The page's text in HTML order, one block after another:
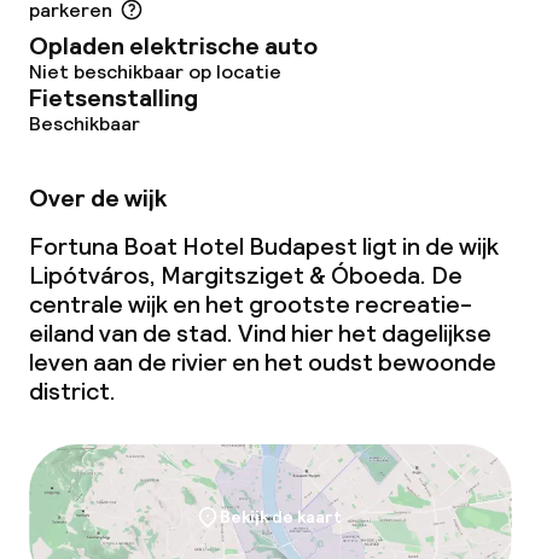
parkeren
Opladen elektrische auto
Niet beschikbaar op locatie
Fietsenstalling
Beschikbaar
Over de wijk
Fortuna Boat Hotel Budapest ligt in de wijk
Lipótváros, Margitsziget & Óboeda. De
centrale wijk en het grootste recreatie-
eiland van de stad. Vind hier het dagelijkse
leven aan de rivier en het oudst bewoonde
district.
Bekijk de kaart